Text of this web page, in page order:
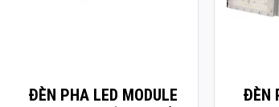
tĩnh điện
ĐÈN PHA LED MODULE
Tuổi thọ
tĩnh điện
ĐÈN